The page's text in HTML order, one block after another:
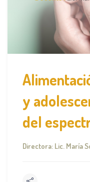
y
del
Directora: Lic. María